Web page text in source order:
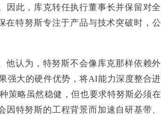
因此，库克转任执行董事长并保留对全
在特努斯专注于产品与技术突破时，公
他认为，特努斯不会像库克那样依赖外
强大的硬件优势，将AI能力深度整合进
策略虽然稳健，但也要求特努斯必须在
特努斯的工程背景而加速自研基带、